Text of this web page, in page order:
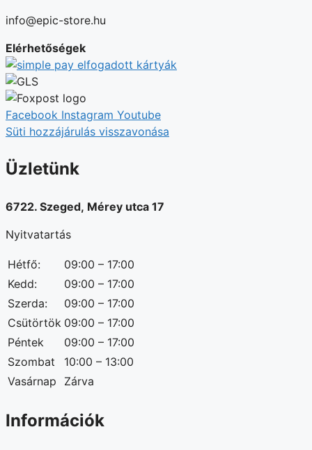
info@epic-store.hu
Elérhetőségek
Facebook Instagram Youtube
Süti hozzájárulás visszavonása
Üzletünk
6722. Szeged, Mérey utca 17
Nyitvatartás
Hétfő:
09:00 – 17:00
Kedd:
09:00 – 17:00
Szerda:
09:00 – 17:00
Csütörtök 09:00 – 17:00
Péntek
09:00 – 17:00
Szombat
10:00 – 13:00
Vasárnap
Zárva
Információk